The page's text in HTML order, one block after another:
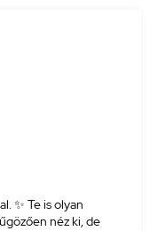
✨ Te is olyan
néz ki, de